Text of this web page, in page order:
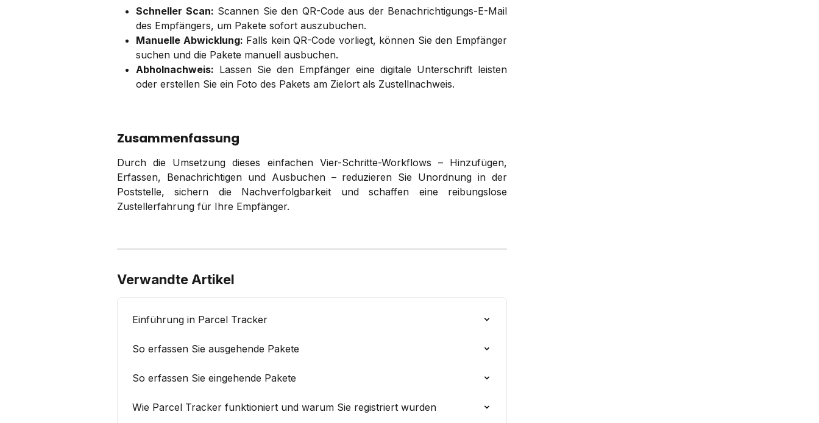
Schneller Scan: Scannen Sie den QR-Code aus der Benachrichtigungs-E-Mail
des Empfängers, um Pakete sofort auszubuchen.
Manuelle Abwicklung: Falls kein QR-Code vorliegt, können Sie den Empfänger
suchen und die Pakete manuell ausbuchen.
Abholnachweis: Lassen Sie den Empfänger eine digitale Unterschrift leisten
oder erstellen Sie ein Foto des Pakets am Zielort als Zustellnachweis.
Zusammenfassung
Durch die Umsetzung dieses einfachen Vier-Schritte-Workflows – Hinzufügen,
Erfassen, Benachrichtigen und Ausbuchen – reduzieren Sie Unordnung in der
Poststelle, sichern die Nachverfolgbarkeit und schaffen eine reibungslose
Zustellerfahrung für Ihre Empfänger.
Verwandte Artikel
Einführung in Parcel Tracker
So erfassen Sie ausgehende Pakete
So erfassen Sie eingehende Pakete
Wie Parcel Tracker funktioniert und warum Sie registriert wurden